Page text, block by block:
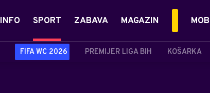
INFO SPORT
FIFA WC 2026 PREMIJER LIGA BIH KOŠARKA
ZABAVA MAGAZIN